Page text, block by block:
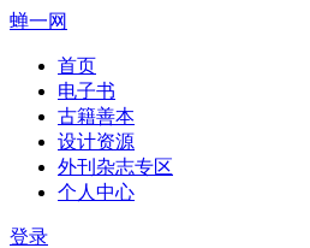
蝉一网
首页
电子书
古籍善本
设计资源
外刊杂志专区
个人中心
登录